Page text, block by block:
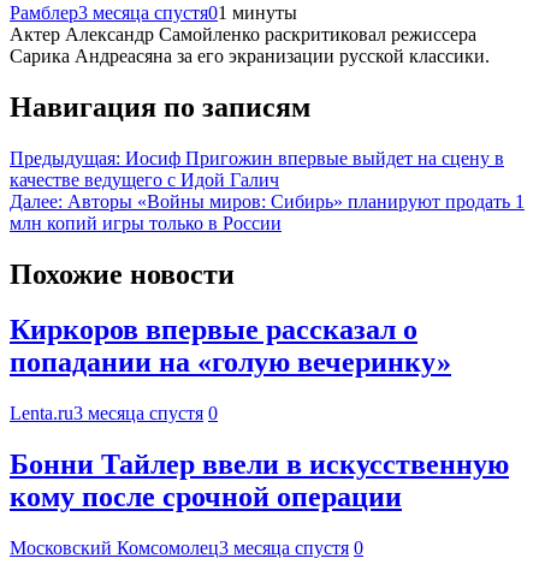
Рамблер3 месяца спустя01 минуты
Актер Александр Самойленко раскритиковал режиссера
Сарика Андреасяна за его экранизации русской классики.
Навигация по записям
Предыдущая: Иосиф Пригожин впервые выйдет на сцену в
качестве ведущего с Идой Галич
Далее: Авторы «Войны миров: Сибирь» планируют продать 1
млн копий игры только в России
Похожие новости
Киркоров впервые рассказал о
попадании на «голую вечеринку»
Lenta.ru3 месяца спустя 0
Бонни Тайлер ввели в искусственную
кому после срочной операции
Московский Комсомолец3 месяца спустя 0